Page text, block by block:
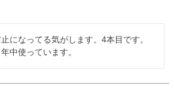
になってる気がします。4本目です。
中使っています。